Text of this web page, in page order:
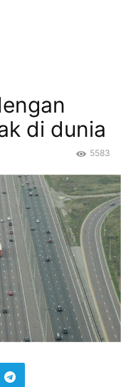
di dunia
5583